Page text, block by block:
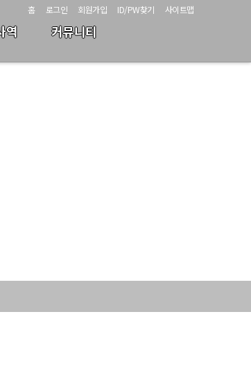
역 커뮤니티
홈 로그인 회원가입 ID/PW찾기 사이트맵